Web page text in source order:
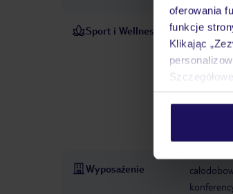
oferowania
funkcje
Klikając
Sport i Wellness
Obszar
Wyposażenie